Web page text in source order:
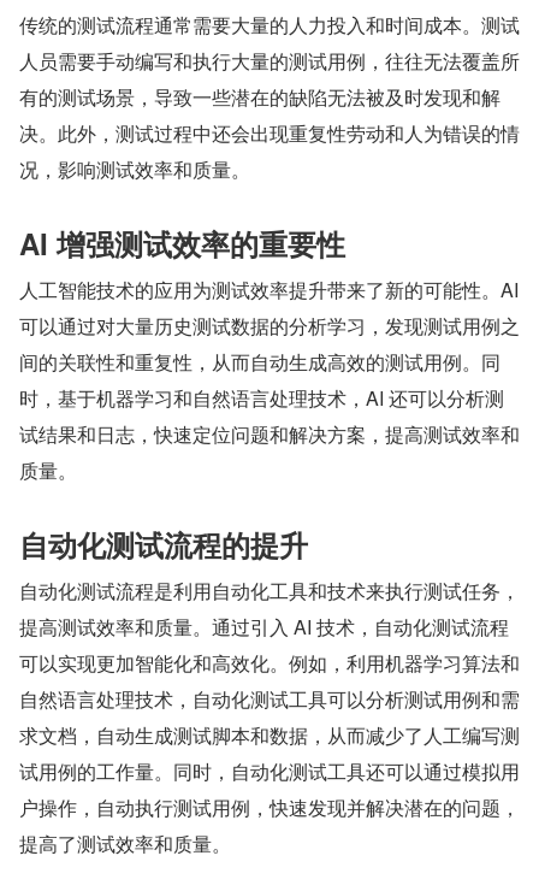
传统的测试流程通常需要大量的人力投入和时间成本。测试
人员需要手动编写和执行大量的测试用例，往往无法覆盖所
有的测试场景，导致一些潜在的缺陷无法被及时发现和解
决。此外，测试过程中还会出现重复性劳动和人为错误的情
况，影响测试效率和质量。
AI 增强测试效率的重要性
人工智能技术的应用为测试效率提升带来了新的可能性。AI
可以通过对大量历史测试数据的分析学习，发现测试用例之
间的关联性和重复性，从而自动生成高效的测试用例。同
时，基于机器学习和自然语言处理技术，AI 还可以分析测
试结果和日志，快速定位问题和解决方案，提高测试效率和
质量。
自动化测试流程的提升
自动化测试流程是利用自动化工具和技术来执行测试任务，
提高测试效率和质量。通过引入 AI 技术，自动化测试流程
可以实现更加智能化和高效化。例如，利用机器学习算法和
自然语言处理技术，自动化测试工具可以分析测试用例和需
求文档，自动生成测试脚本和数据，从而减少了人工编写测
试用例的工作量。同时，自动化测试工具还可以通过模拟用
户操作，自动执行测试用例，快速发现并解决潜在的问题，
提高了测试效率和质量。